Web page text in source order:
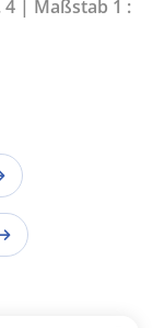
4 | Maßstab 1 :